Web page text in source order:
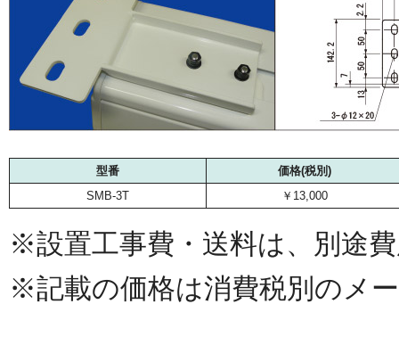
型番
価格(税別)
SMB-3T
￥13,000
※設置工事費・送料は、別途
※記載の価格は消費税別のメ